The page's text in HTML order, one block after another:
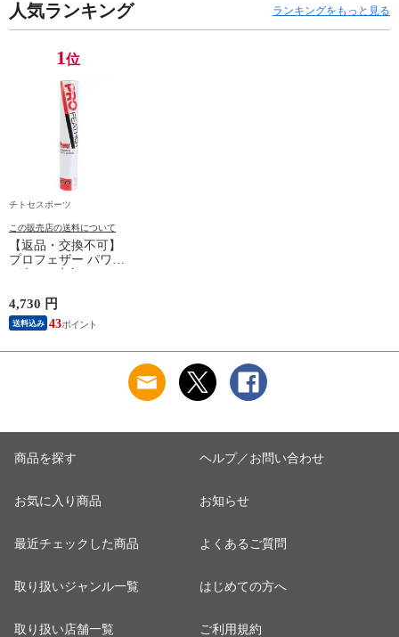
人気ランキング ランキングをもっと見る
1位
チトセスポーツ
この販売店の送料について
【返品・交換不可】
プロフェザー パワー
PF-6010 2025SS バド
ミントンシャトル 羽
根 12個入
4,730 円
送料込み 43
商品を探す
お気に入り商品
最近チェックした商品
取り扱いジャンル一覧
取り扱い店舗一覧
ヘルプ／お問い合わせ
お知らせ
よくあるご質問
はじめての方へ
ご利用規約